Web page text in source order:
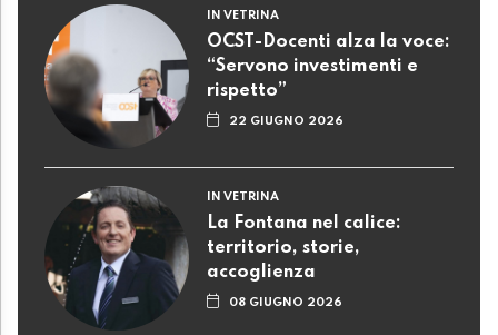
IN VETRINA
OCST-Docenti alza la voce:
“Servono investimenti e
rispetto”
22 GIUGNO 2026
IN VETRINA
La Fontana nel calice:
territorio, storie,
accoglienza
08 GIUGNO 2026